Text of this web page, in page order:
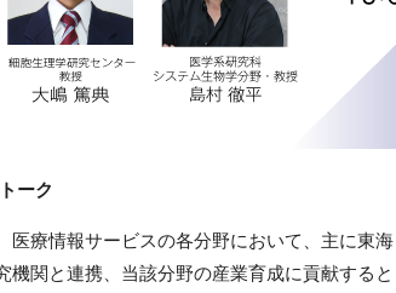
ーク
療情報サービスの各分野において、主に東海
関と連携、当該分野の産業育成に貢献すると